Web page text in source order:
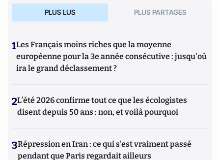
PLUS LUS PLUS PARTAGES
1Les Français moins riches que la moyenne
européenne pour la 3e année consécutive : jusqu'où
ira le grand déclassement ?
2L’été 2026 confirme tout ce que les écologistes
disent depuis 50 ans : non, et voilà pourquoi
3Répression en Iran : ce qui s'est vraiment passé
pendant que Paris regardait ailleurs